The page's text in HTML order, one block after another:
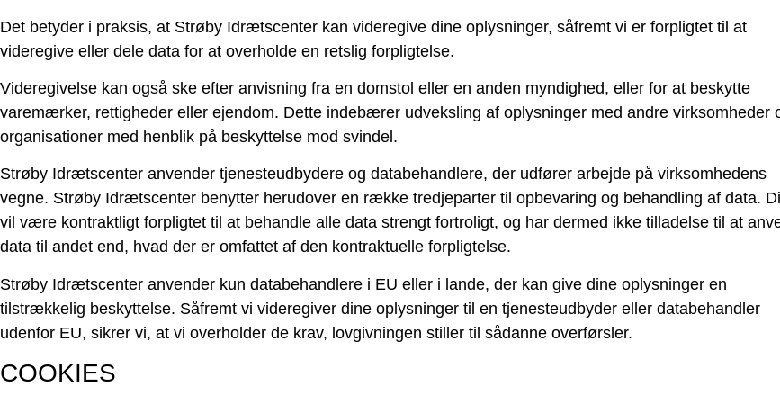
Det betyder i praksis, at Strøby Idrætscenter kan videregive dine oplysninger, såfremt vi er forpligtet til at
videregive eller dele data for at overholde en retslig forpligtelse.
Videregivelse kan også ske efter anvisning fra en domstol eller en anden myndighed, eller for at beskytte
varemærker, rettigheder eller ejendom. Dette indebærer udveksling af oplysninger med andre virksomheder
organisationer med henblik på beskyttelse mod svindel.
Strøby Idrætscenter anvender tjenesteudbydere og databehandlere, der udfører arbejde på virksomhedens
vegne. Strøby Idrætscenter benytter herudover en række tredjeparter til opbevaring og behandling af data.
vil være kontraktligt forpligtet til at behandle alle data strengt fortroligt, og har dermed ikke tilladelse til at
data til andet end, hvad der er omfattet af den kontraktuelle forpligtelse.
Strøby Idrætscenter anvender kun databehandlere i EU eller i lande, der kan give dine oplysninger en
tilstrækkelig beskyttelse. Såfremt vi videregiver dine oplysninger til en tjenesteudbyder eller databehandler
udenfor EU, sikrer vi, at vi overholder de krav, lovgivningen stiller til sådanne overførsler.
COOKIES